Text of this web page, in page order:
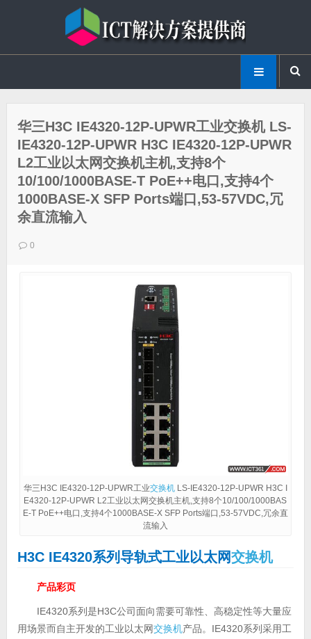
华三H3C IE4320-12P-UPWR工业交换机 LS-
IE4320-12P-UPWR H3C IE4320-12P-UPWR
L2工业以太网交换机主机,支持8个
10/100/1000BASE-T PoE++电口,支持4个
1000BASE-X SFP Ports端口,53-57VDC,冗
余直流输入
0
华三H3C IE4320-12P-UPWR工业交换机LS-IE4320-12P-UPWR H3C I
E4320-12P-UPWR L2工业以太网交换机主机,支持8个10/100/1000BAS
E-T PoE++电口,支持4个1000BASE-X SFP Ports端口,53-57VDC,冗余直
流输入
H3C IE4320系列导轨式工业以太网交换机
产品彩页
IE4320系列是H3C公司面向需要可靠性、高稳定性等大量应
用场景而自主开发的工业以太网交换机产品。IE4320系列采用工